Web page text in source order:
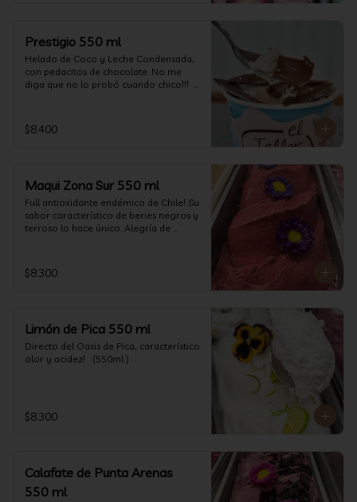
Prestigio 550 ml
Helado de Coco y Leche Condensada,
con pedacitos de chocolate. No me
diga que no lo probó cuando chico!!!
$8.400
Maqui Zona Sur 550 ml
Full antioxidante endémico de Chile! Su
sabor característico de beries negros y
terroso lo hace único. Alegría de
$8.300
Limón de Pica 550 ml
Directo del Oasis de Pica, característico
olor y acidez!   (550ml )
$8.300
Calafate de Punta Arenas
550 ml